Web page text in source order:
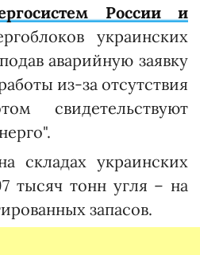
России и
украинских
аварийную заявку
из-за отсутствия
свидетельствуют
складах украинских
тысяч тонн угля – на
запасов.